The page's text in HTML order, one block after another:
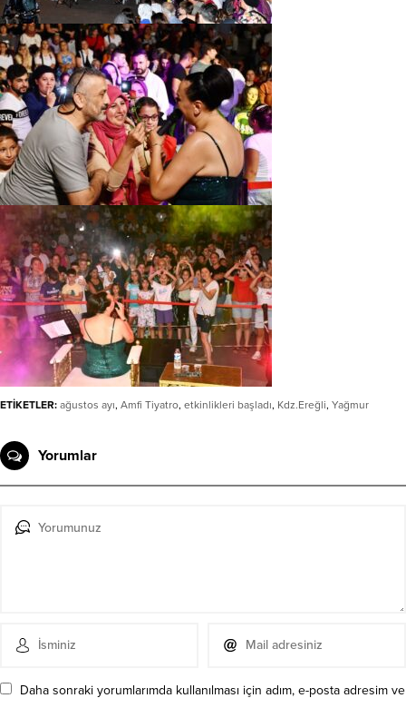
ETİKETLER: ağustos ayı, Amfi Tiyatro, etkinlikleri başladı, Kdz.Ereğli, Yağmur
Yorumlar
Daha sonraki yorumlarımda kullanılması için adım, e-posta adresim ve